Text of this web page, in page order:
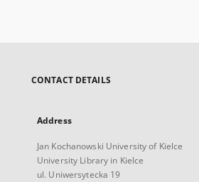
CONTACT DETAILS
Address
Jan Kochanowski University of Kielce
University Library in Kielce
ul. Uniwersytecka 19